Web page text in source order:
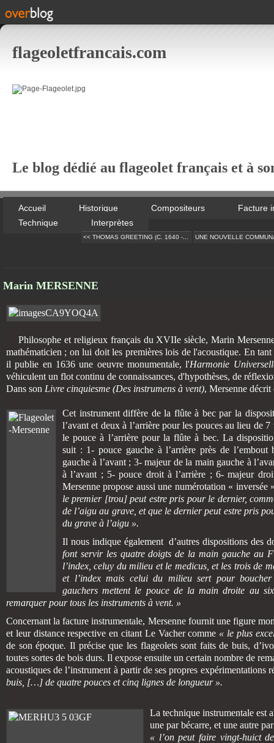
flageoletfrancais.com
Le blog dédié au flageolet français et à
Accueil Historique Compositeurs
Facture
Technique
Interprètes
<< THOMAS GREETING (C. 1640 -... UNE NOUVELLE
Marin MERSENNE
Philosophe et religieux français du XVIIe siècle, Marin
mathématicien ; on lui doit les premières lois de l'acoustique. En
il publie en 1636 une oeuvre monumentale, l'Harmonie
véhiculent un flot continu de connaissances, d'hypothèses, de
Dans son Livre cinquiesme (Des instrumens à vent), Mersenne
Cet instrument diffère de la flûte à bec par la
l’avant et deux à l’arrière pour les pouces au lieu de
le pouce à l’arrière pour la flûte à bec. La
suit : 1- pouce gauche à l’arrière près de
gauche à l’avant ; 3- majeur de la main gauche à
à l’avant ; 5- pouce droit à l’arrière ; 6- majeur
Mersenne propose aussi une numérotation « inversée
le premier [trou] peut estre pris pour le dernier,
de l’aigu au grave, et que le dernier peut estre pris
du grave à l’aigu ».
Il nous indique également d’autres dispositions des
font servir les quatre doigts de la main gauche au
l’index, celuy du milieu et le medicus, et les trois de
et l’index mais celui du milieu sert pour
gauchers mettent le pouce de la main droite au
remarquer pour tous les instruments à vent. »
Concernant la facture instrumentale, Mersenne fournit une figure
et leur distance respective en citant Le Vacher comme « le plus
de son époque. Il précise que les flageolets sont faits de buis,
toutes sortes de bois durs. Il expose ensuite un certain nombre de
acoustiques de l’instrument à partir de ses propres expérimentations
buis, […] de quatre pouces et cinq lignes de longueur ».
La technique instrumentale est
une par bécarre, et une autre
« l’on peut faire vingt-huict